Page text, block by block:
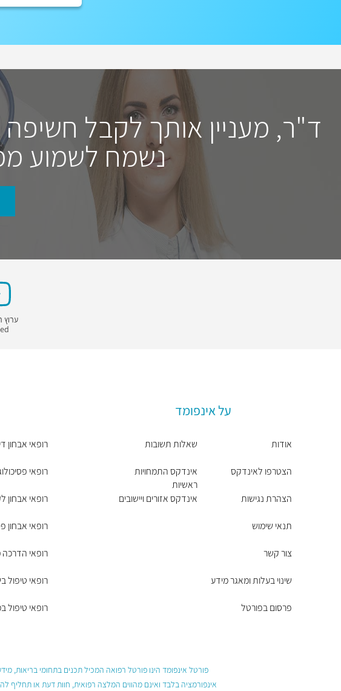
ד"ר, מעניין אותך לקבל
נשמח לשמוע
ערוץ
על אינפומד
אודות
הצטרפו לאינדקס
הצהרת נגישות
תנאי שימוש
צור קשר
שינוי בעלות ומאגר מידע
פרסום בפורטל
שאלות תשובות
אינדקס התמחויות
ראשיות
אינדקס אזורים ויישובים
רופאי אבחון
רופאי
רופאי אבחון
רופאי אבחון
רופאי
רופאי טיפול
רופאי טיפול
פורטל אינפומד הינו פורטל רפואה המכיל תכנים בתחומי בריאות,
אינפורמציה בלבד ואינם מהווים המלצה רפואית, חוות דעת או תחליף